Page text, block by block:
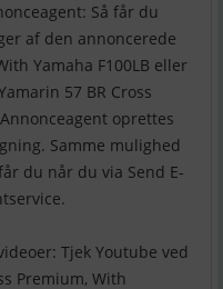
Så får du
af den annoncerede
Yamaha F100LB eller
57 BR Cross
oprettes
Samme mulighed
du når du via Send E-
Tjek Youtube ved
Premium, With